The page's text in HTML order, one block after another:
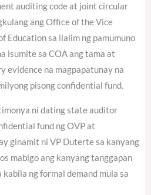
auditing code at joint circular
ang Office of the Vice
Education sa ilalim ng pamumuno
isumite sa COA ang tama at
evidence na magpapatunay na
pisong confidential fund.
ni dating state auditor
fund ng OVP at
ginamit ni VP Duterte sa kanyang
mabigo ang kanyang tanggapan
ng formal demand mula sa